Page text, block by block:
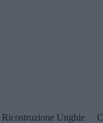
Ricostruzione Unghie